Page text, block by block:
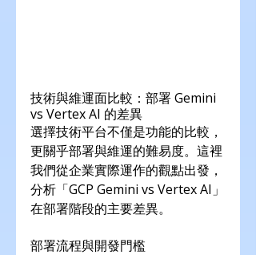
技術與維運面比較：部署 Gemini
vs Vertex AI 的差異
選擇技術平台不僅是功能的比較，
更關乎部署與維運的難易度。這裡
我們從企業實際運作的觀點出發，
分析「GCP Gemini vs Vertex AI」
在部署階段的主要差異。
部署流程與開發門檻